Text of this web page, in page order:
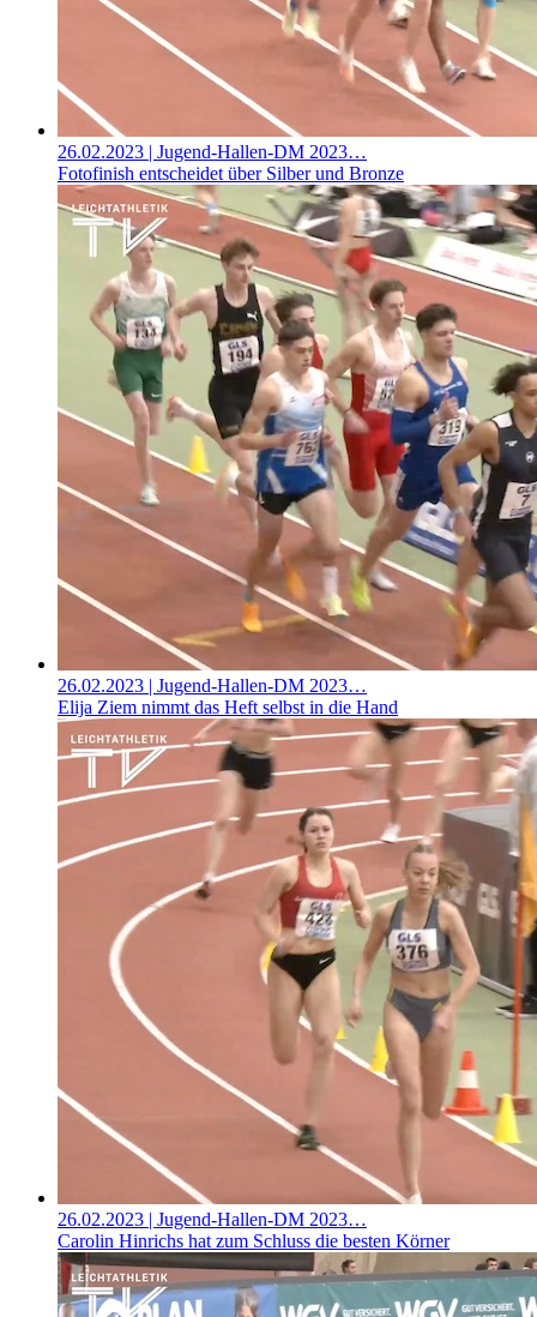
26.02.2023 | Jugend-Hallen-DM 2023…
Fotofinish entscheidet über Silber und Bronze
26.02.2023 | Jugend-Hallen-DM 2023…
Elija Ziem nimmt das Heft selbst in die Hand
26.02.2023 | Jugend-Hallen-DM 2023…
Carolin Hinrichs hat zum Schluss die besten Körner